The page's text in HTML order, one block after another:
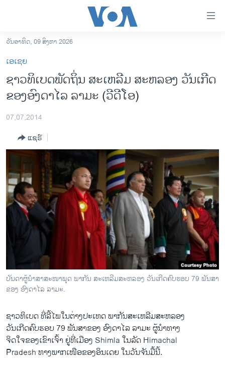
ເຂົ້າ
ຫາ
ຂ້າມ
ຂ້າມ
ຫາ
ອາເມຣິກາ
ຂ່າວ​ຈີນ
ໂລກ
ອິດສະຫຼະພາບດ້ານການຂ່າວ
ຊີວິດຊາວລາວ
ຊຸມຊົນຊາວລາວ
ວິທະຍາສາດ-ເທັກໂນໂລຈີ
ທຸລະກິດ
ພາສາອັງກິດ
ວີດີໂອ
ລາຍການກະຈາຍສຽງ
ລາຍງານ
ຕິດຕາມພວກເຮົາ ທີ່
ວັນອາທິດ, 09 ສິງຫາ 2026
ເອເຊຍ
ຊາວທິເບດພັດຖິ່ນ ສະ​ເຫລີ​ມ ສະຫລອງ ວັນ​ເກີດ​​
ຂອງອົງດາ​ໄລ ລາ​ມະ (ວີດີໂອ)
07,07,2014
ແຊຣ໌
ບັນດາຜູ້ນຳ​ສາສະໜາ​ພຸດ ​ພາກັນ ສະ​ເຫລີ​ມສະຫລອງ ວັນ​ເກີດ​ ຄົບຮອບ 79 ພັນ​ສາ​
ຂອງ ອົງດາ​ໄລ ລາ​ມະ.
ຊາວ​ທິ​ເບ​ດ ທີ່​ລີ້​ໄພ​ໃນ​ຕ່າງປະ​ເທດ ພາກັນ​ສະ​ເຫລີ​ມສະຫລອງ
ວັນ​ເກີດ​ຄົບຮອບ 79 ພັນ​ສາ​ຂອງ ອົງດາ​ໄລ ລາ​ມະ ຜູ້ນຳ​ທາງ
​ຈິດ​ໃຈ​ຂອງເຂົາ​ເຈົ້າ ຢູ່​ທີ່​ເມືອງ Shimla ​ໃນ​ລັດ Himachal
Pradesh ທາງພາກ​ເໜືອ​ຂອງອິນ​ເດຍ ​ໃນ​ວັນ​ຈັນ​ມື້​ນີ້.